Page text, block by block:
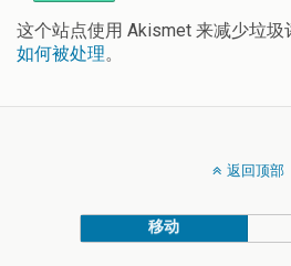
这个站点使用 Akismet 来减少垃圾
如何被处理。
返回顶部
移动